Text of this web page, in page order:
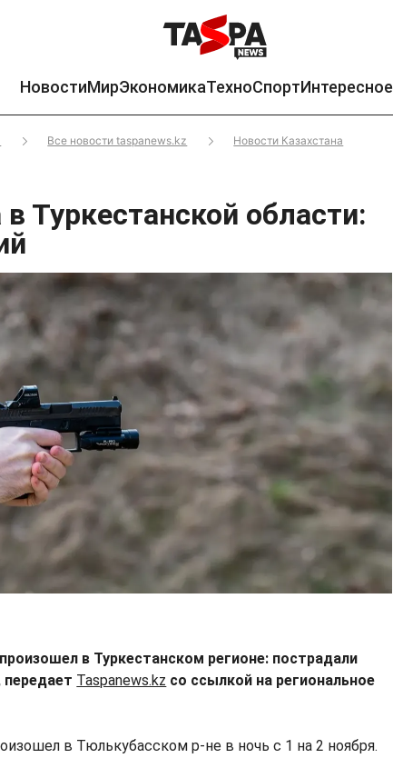
НовостиМирЭкономикаТехноСпортИнтересное
Все новости taspanews.kz Новости Казахстана
Туркестанской области:
в Туркестанском регионе: пострадали
передает Taspanews.kz со ссылкой на региональное
в Тюлькубасском р-не в ночь с 1 на 2 ноября.